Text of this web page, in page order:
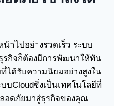
าไปอย่างรวดเร็ว ระบบ
รกิจก็ต้องมีการพัฒนาให้ทัน
ได้รับความนิยมอย่างสูงใน
บบCloudซึ่งเป็นเทคโนโลยีที่
อดภัยมาสู่ธุรกิจของคุณ